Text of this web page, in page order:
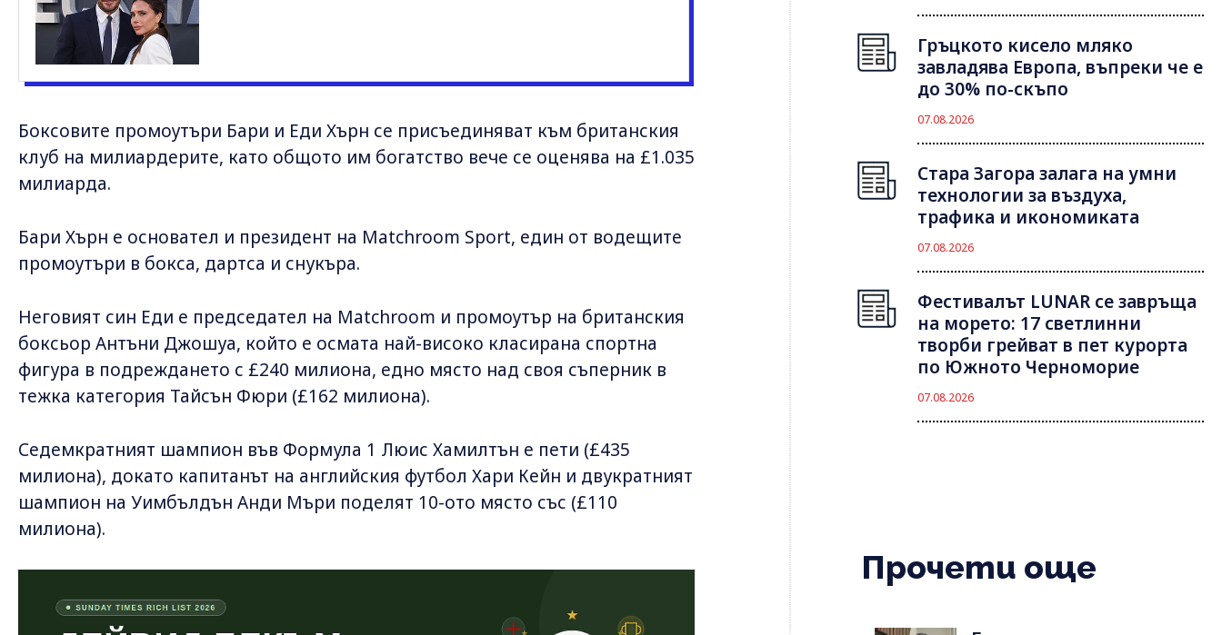
Боксовите промоутъри Бари и Еди Хърн се присъединяват към британския
клуб на милиардерите, като общото им богатство вече се оценява на £1.035
милиарда.
Бари Хърн е основател и президент на Matchroom Sport, един от водещите
промоутъри в бокса, дартса и снукъра.
Неговият син Еди е председател на Matchroom и промоутър на британския
боксьор Антъни Джошуа, който е осмата най-високо класирана спортна
фигура в подреждането с £240 милиона, едно място над своя съперник в
тежка категория Тайсън Фюри (£162 милиона).
Седемкратният шампион във Формула 1 Люис Хамилтън е пети (£435
милиона), докато капитанът на английския футбол Хари Кейн и двукратният
шампион на Уимбълдън Анди Мъри поделят 10-ото място със (£110
милиона).
Гръцкото кисело мляко
завладява Европа, въпреки че е
до 30% по-скъпо
07.08.2026
Стара Загора залага на умни
технологии за въздуха,
трафика и икономиката
07.08.2026
Фестивалът LUNAR се завръща
на морето: 17 светлинни
творби грейват в пет курорта
по Южното Черноморие
07.08.2026
Прочети още